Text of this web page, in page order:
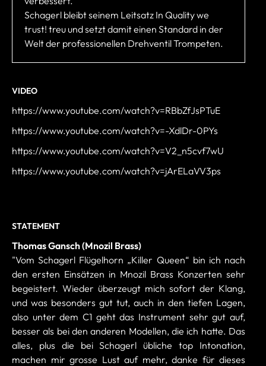
Schagerl bleibt seinem Leitsatz In Quality we
trust! treu und setzt damit einen Standard in der
Welt der professionellen Drehventil Trompeten.
VIDEO
https://www.youtube.com/watch?v=RBbZfJsPTuE
https://www.youtube.com/watch?v=-XdlDr-0PYs
https://www.youtube.com/watch?v=V2_n5cvf7wU
https://www.youtube.com/watch?v=jArELaVV3ps
STATEMENT
Thomas Gansch (Mnozil Brass)
"Vom Schagerl Flügelhorn „Killer Queen“ bin ich nach
den ersten Einsätzen in Mnozil Brass Konzerten sehr
begeistert. Wieder überzeugt mich sofort der Klang,
und was besonders gut tut, auch in den tiefen Lagen,
also unter dem C1 geht das Instrument sehr gut auf,
besser als bei den anderen Modellen, die ich hatte. Das
alles, plus die bei Schagerl übliche top Intonation,
machen mir grosse Lust auf mehr, danke für dieses